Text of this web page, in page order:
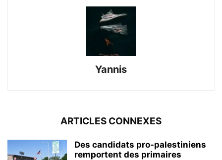
Yannis
ARTICLES CONNEXES
Des candidats pro-palestiniens
remportent des primaires